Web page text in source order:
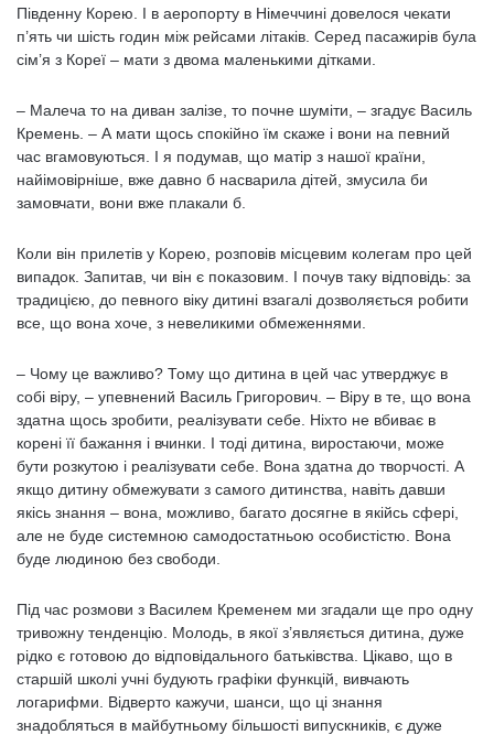
Південну Корею. І в аеропорту в Німеччині довелося чекати
п’ять чи шість годин між рейсами літаків. Серед пасажирів була
сім’я з Кореї – мати з двома маленькими дітками.
– Малеча то на диван залізе, то почне шуміти, – згадує Василь
Кремень. – А мати щось спокійно їм скаже і вони на певний
час вгамовуються. І я подумав, що матір з нашої країни,
найімовірніше, вже давно б насварила дітей, змусила би
замовчати, вони вже плакали б.
Коли він прилетів у Корею, розповів місцевим колегам про цей
випадок. Запитав, чи він є показовим. І почув таку відповідь: за
традицією, до певного віку дитині взагалі дозволяється робити
все, що вона хоче, з невеликими обмеженнями.
– Чому це важливо? Тому що дитина в цей час утверджує в
собі віру, – упевнений Василь Григорович. – Віру в те, що вона
здатна щось зробити, реалізувати себе. Ніхто не вбиває в
корені її бажання і вчинки. І тоді дитина, виростаючи, може
бути розкутою і реалізувати себе. Вона здатна до творчості. А
якщо дитину обмежувати з самого дитинства, навіть давши
якісь знання – вона, можливо, багато досягне в якійсь сфері,
але не буде системною самодостатньою особистістю. Вона
буде людиною без свободи.
Під час розмови з Василем Кременем ми згадали ще про одну
тривожну тенденцію. Молодь, в якої з’являється дитина, дуже
рідко є готовою до відповідального батьківства. Цікаво, що в
старшій школі учні будують графіки функцій, вивчають
логарифми. Відверто кажучи, шанси, що ці знання
знадобляться в майбутньому більшості випускників, є дуже